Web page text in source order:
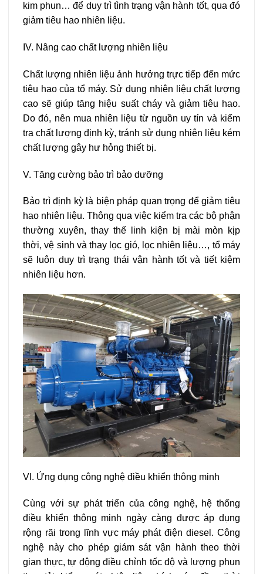
kim phun… để duy trì tình trạng vận hành tốt, qua đó
giảm tiêu hao nhiên liệu.
IV. Nâng cao chất lượng nhiên liệu
Chất lượng nhiên liệu ảnh hưởng trực tiếp đến mức
tiêu hao của tổ máy. Sử dụng nhiên liệu chất lượng
cao sẽ giúp tăng hiệu suất cháy và giảm tiêu hao.
Do đó, nên mua nhiên liệu từ nguồn uy tín và kiểm
tra chất lượng định kỳ, tránh sử dụng nhiên liệu kém
chất lượng gây hư hỏng thiết bị.
V. Tăng cường bảo trì bảo dưỡng
Bảo trì định kỳ là biện pháp quan trọng để giảm tiêu
hao nhiên liệu. Thông qua việc kiểm tra các bộ phận
thường xuyên, thay thế linh kiện bị mài mòn kịp
thời, vệ sinh và thay lọc gió, lọc nhiên liệu…, tổ máy
sẽ luôn duy trì trạng thái vận hành tốt và tiết kiệm
nhiên liệu hơn.
VI. Ứng dụng công nghệ điều khiển thông minh
Cùng với sự phát triển của công nghệ, hệ thống
điều khiển thông minh ngày càng được áp dụng
rộng rãi trong lĩnh vực máy phát điện diesel. Công
nghệ này cho phép giám sát vận hành theo thời
gian thực, tự động điều chỉnh tốc độ và lượng phun